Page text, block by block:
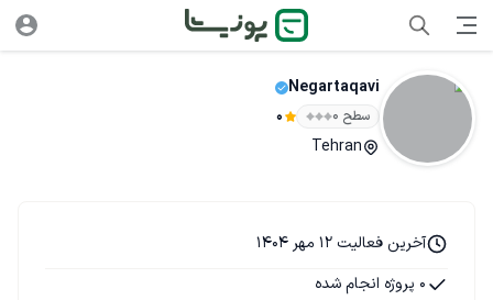
Negartaqavi
سطح ۰ 0
Tehran
آخرین فعالیت 12 مهر 1404
0 پروژه انجام شده